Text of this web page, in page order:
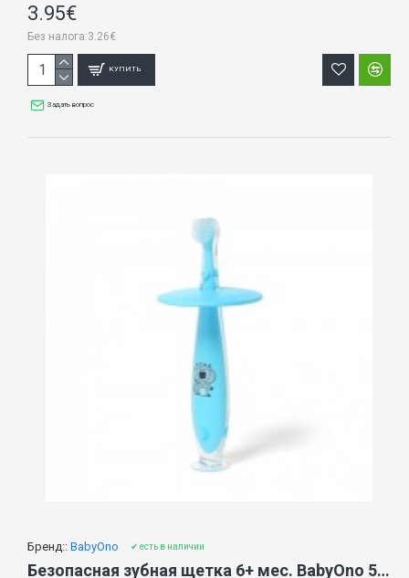
3.95€
Без налога:3.26€
КУПИТЬ
Задать вопрос
Бренд:: BabyOno ✔ есть в наличии
Безопасная зубная щетка 6+ мес. BabyOno 551/03 blue